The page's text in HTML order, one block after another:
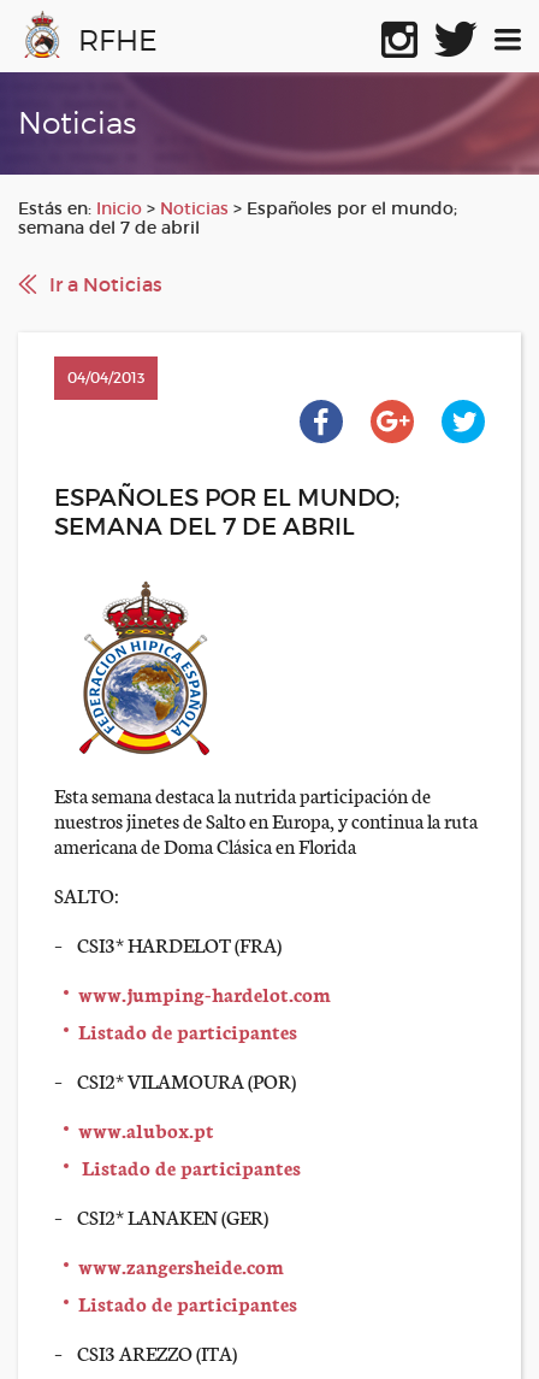
RFHE
Noticias
Estás en: Inicio > Noticias > Españoles por el mundo;
semana del 7 de abril
Ir a Noticias
04/04/2013
ESPAÑOLES POR EL MUNDO;
SEMANA DEL 7 DE ABRIL
Esta semana destaca la nutrida participación de
nuestros jinetes de Salto en Europa, y continua la ruta
americana de Doma Clásica en Florida
SALTO:
– CSI3* HARDELOT (FRA)
www.jumping-hardelot.com
Listado de participantes
– CSI2* VILAMOURA (POR)
www.alubox.pt
Listado de participantes
– CSI2* LANAKEN (GER)
www.zangersheide.com
Listado de participantes
– CSI3 AREZZO (ITA)